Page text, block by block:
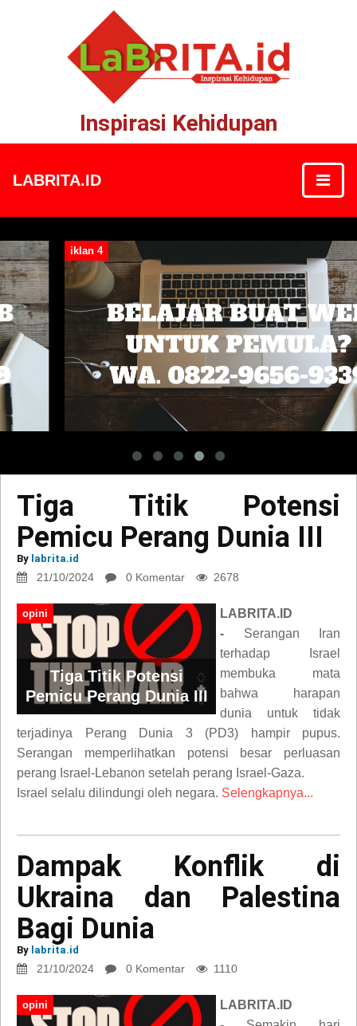
Inspirasi Kehidupan
LABRITA.ID
iklan 4
Tiga Titik Potensi
Pemicu Perang Dunia III
By labrita.id
21/10/2024 0 Komentar 2678
opini
Tiga Titik Potensi
Pemicu Perang Dunia III
LABRITA.ID
- Serangan Iran
terhadap Israel
membuka mata
bahwa harapan
dunia untuk tidak
terjadinya Perang Dunia 3 (PD3) hampir pupus.
Serangan memperlihatkan potensi besar perluasan
perang Israel-Lebanon setelah perang Israel-Gaza.
Israel selalu dilindungi oleh negara. Selengkapnya...
Dampak Konflik di
Ukraina dan Palestina
Bagi Dunia
By labrita.id
21/10/2024 0 Komentar 1110
opini
LABRITA.ID